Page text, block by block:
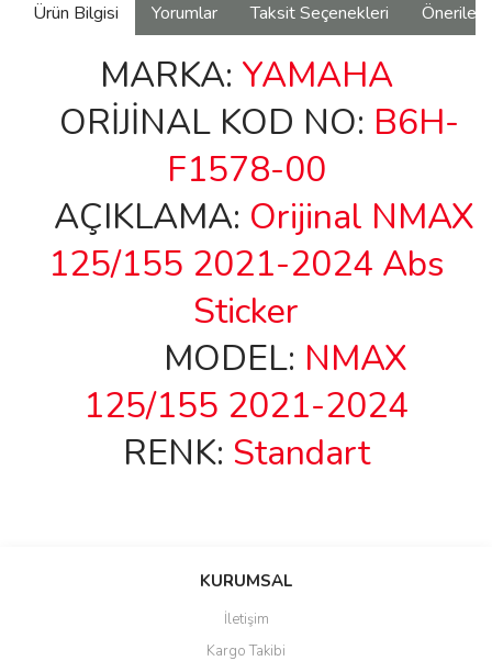
Ürün Bilgisi Yorumlar Taksit Seçenekleri
MARKA: YAMAHA
ORİJİNAL KOD NO: B6H-
F1578-00
AÇIKLAMA: Orijinal NMAX
125/155 2021-2024 Abs
Sticker
MODEL: NMAX
125/155 2021-2024
RENK: Standart
Bu ürüne ilk yorumu siz yapın!
Ürün resmi kalitesiz, bozuk veya görüntülenemiyor.
KURUMSAL
İletişim
Kargo Takibi